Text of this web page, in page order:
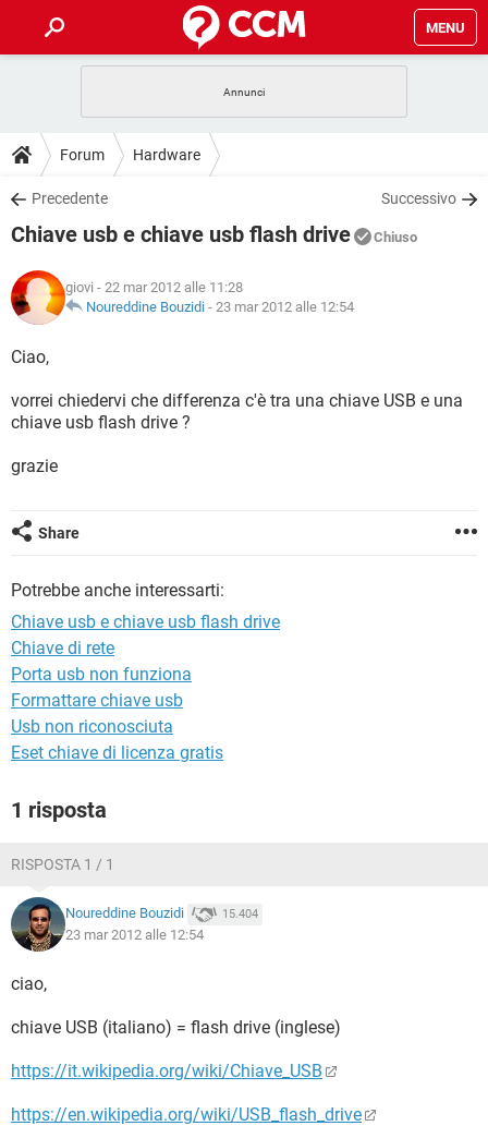
MENU
INTRATTENIMENTO
iOS
INSTAGRAM WHATSAPP
TIKTOK
HARDWARE
GUIDE
COVID-19
INSTAGRAM
TIKTOK
HARDWARE
DOWNLOAD
COVID-19 GAMING
INTRATTENIMENTO
iOS WINDOWS 10
INSTAGRAM
HARDWARE
COVID-19
INTRATTENIMENTO
iOS
INSTAGRAM WHATSAPP
HARDWARE
GLOSSARIO
COVID-19
iOS
INSTAGRAM
HARDWARE
Forum Hardware
Precedente Successivo
Chiave usb e chiave usb flash drive Chiuso
giovi - 22 mar 2012 alle 11:28
Noureddine Bouzidi - 23 mar 2012 alle 12:54
Ciao,
vorrei chiedervi che differenza c'è tra una chiave USB e una
chiave usb flash drive ?
grazie
Share
Potrebbe anche interessarti:
Chiave usb e chiave usb flash drive
Chiave di rete
Porta usb non funziona
Formattare chiave usb
Usb non riconosciuta
Eset chiave di licenza gratis
1 risposta
RISPOSTA 1 / 1
Noureddine Bouzidi 15.404
23 mar 2012 alle 12:54
ciao,
chiave USB (italiano) = flash drive (inglese)
https://it.wikipedia.org/wiki/Chiave_USB
https://en.wikipedia.org/wiki/USB_flash_drive